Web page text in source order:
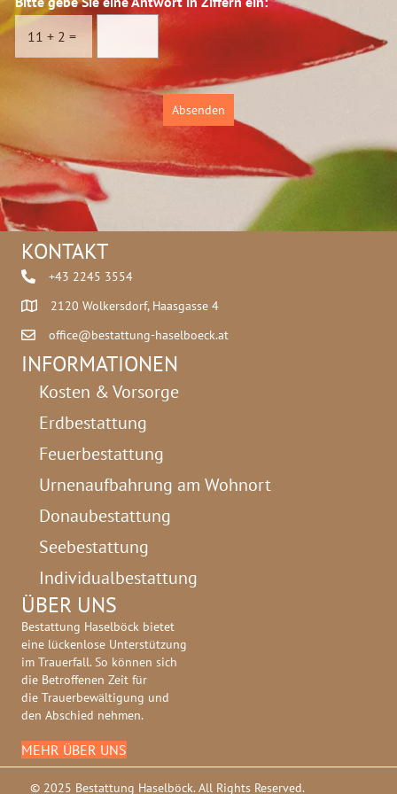
n
s
c
u
11 + 2 =
Absenden
KONTAKT
+43 2245 3554
2120 Wolkersdorf, Haasgasse 4
office@bestattung-haselboeck.at
INFORMATIONEN
Kosten & Vorsorge
Erdbestattung
Feuerbestattung
Urnenaufbahrung am Wohnort
Donaubestattung
Seebestattung
Individualbestattung
ÜBER UNS
Bestattung Haselböck bietet
eine lückenlose Unterstützung
im Trauerfall. So können sich
die Betroffenen Zeit für
die Trauerbewältigung und
den Abschied nehmen.
MEHR ÜBER UNS
© 2025 Bestattung Haselböck. All Rights Reserved.